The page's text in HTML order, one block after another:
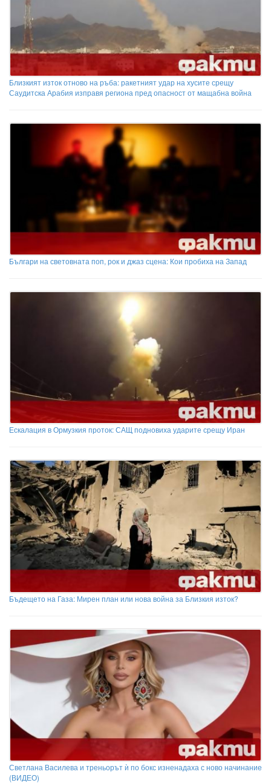
Близкият изток отново на ръба: ракетният удар на хусите срещу
Саудитска Арабия изправя региона пред опасност от мащабна война
Българи на световната поп, рок и джаз сцена: Кои пробиха на Запад
Ескалация в Ормузкия проток: САЩ подновиха ударите срещу Иран
Бъдещето на Газа: Мирен план или нова война за Близкия изток?
Светлана Василева и треньорът ѝ по бокс изненадаха с ново начинание
(ВИДЕО)